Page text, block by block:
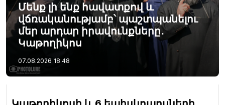
Մենք լի ենք հավատքով և
վճռականությամբ՝ պաշտպանելու
մեր արդար իրավունքները․
Կաթողիկոս
07.08.2026 18:48